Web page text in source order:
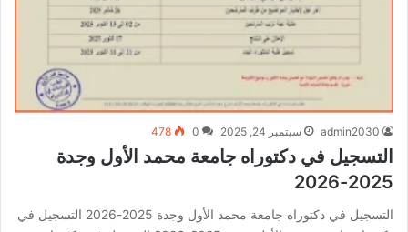
admin2030 سبتمبر 24, 2025 0
478
التسجيل في دكتوراه جامعة محمد الأول وجدة
2025-2026
التسجيل في دكتوراه جامعة محمد الأول وجدة 2025-2026 التسجيل في